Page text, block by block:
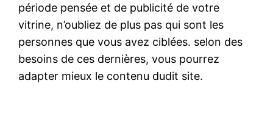
période pensée et de publicité de votre
vitrine, n’oubliez de plus pas qui sont les
personnes que vous avez ciblées. selon des
besoins de ces dernières, vous pourrez
adapter mieux le contenu dudit site.